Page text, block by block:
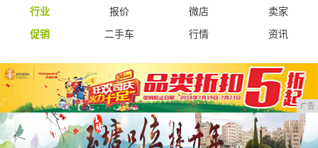
行业
报价 微店
卖家
促销
二手车 行情 资讯
广告